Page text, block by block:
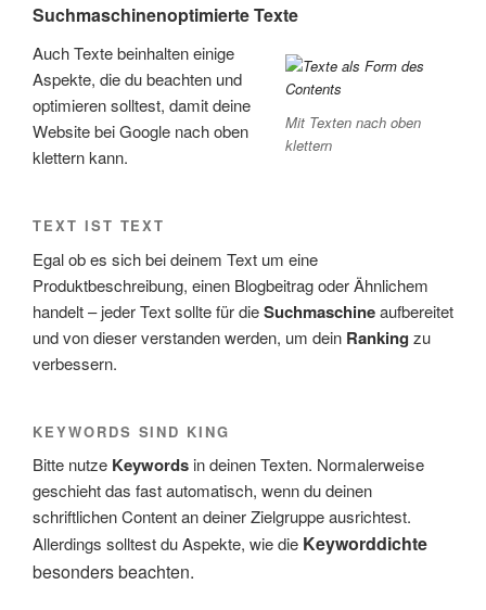
Suchmaschinenoptimierte Texte
Mit Texten nach oben
klettern
Auch Texte beinhalten einige
Aspekte, die du beachten und
optimieren solltest, damit deine
Website bei Google nach oben
klettern kann.
TEXT IST TEXT
Egal ob es sich bei deinem Text um eine
Produktbeschreibung, einen Blogbeitrag oder Ähnlichem
handelt – jeder Text sollte für dieSuchmaschineaufbereitet
und von dieser verstanden werden, um dein Ranking zu
verbessern.
KEYWORDS SIND KING
Bitte nutze Keywords in deinen Texten. Normalerweise
geschieht das fast automatisch, wenn du deinen
schriftlichen Content an deiner Zielgruppe ausrichtest.
Allerdings solltest du Aspekte, wie die Keyworddichte
besonders beachten.